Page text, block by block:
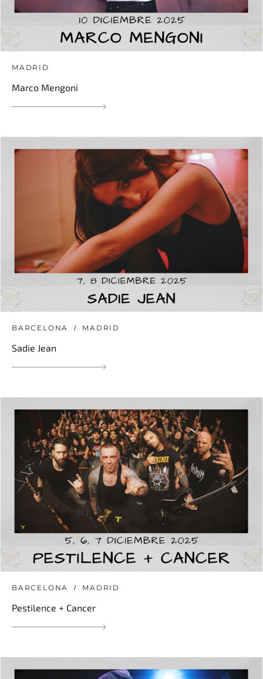
MADRID
Marco Mengoni
BARCELONA MADRID
Sadie Jean
BARCELONA MADRID
Pestilence + Cancer